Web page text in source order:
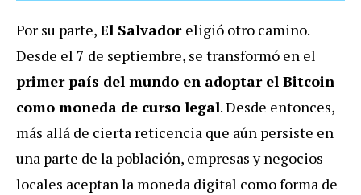
Por su parte,El Salvador eligió otro camino.
Desde el 7 de septiembre, se transformó en el
primer país del mundo en adoptar el Bitcoin
como moneda de curso legal. Desde entonces,
más allá de cierta reticencia que aún persiste en
una parte de la población, empresas y negocios
locales aceptan la moneda digital como forma de